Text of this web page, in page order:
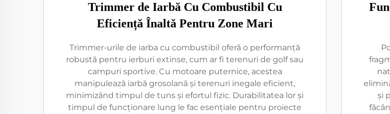
Trimmer de Iarbă Cu Combustibil Cu
Eficiență Înaltă Pentru Zone Mari
Trimmer-urile de iarba cu combustibil oferă o performanță
robustă pentru ierburi extinse, cum ar fi terenuri de golf sau
campuri sportive. Cu motoare puternice, acestea
manipulează iarbă grosolană și terenuri inegale eficient,
minimizând timpul de tuns și efortul fizic. Durabilitatea lor și
timpul de funcționare lung le fac esențiale pentru proiecte
și